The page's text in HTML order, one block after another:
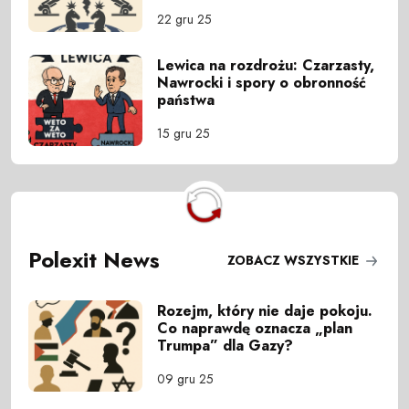
22 gru 25
Lewica na rozdrożu: Czarzasty,
Nawrocki i spory o obronność
państwa
15 gru 25
Polexit News ZOBACZ WSZYSTKIE
Rozejm, który nie daje pokoju.
Co naprawdę oznacza „plan
Trumpa” dla Gazy?
09 gru 25